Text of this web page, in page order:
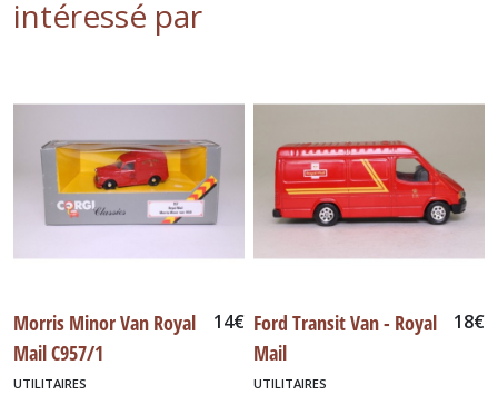
intéressé par
Morris Minor Van Royal
Mail C957/1
14€
UTILITAIRES
Ford Transit Van - Royal
Mail
18€
UTILITAIRES